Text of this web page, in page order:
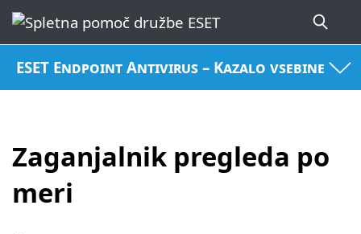
ESET Endpoint Antivirus – Kazalo vsebine
Zaganjalnik pregleda po
meri